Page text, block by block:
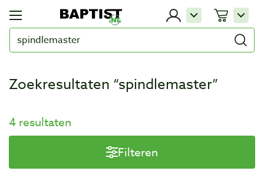
Zoekresultaten “spindlemaster”
4 resultaten
Filteren